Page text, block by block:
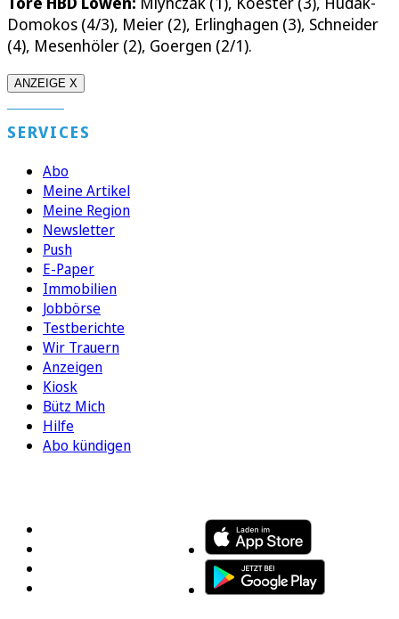
Domokos (4/3), Meier (2), Erlinghagen (3), Schneider
(4), Mesenhöler (2), Goergen (2/1).
ANZEIGE X
SERVICES
Abo
Meine Artikel
Meine Region
Newsletter
Push
E-Paper
Immobilien
Jobbörse
Testberichte
Wir Trauern
Anzeigen
Kiosk
Bütz Mich
Hilfe
Abo kündigen